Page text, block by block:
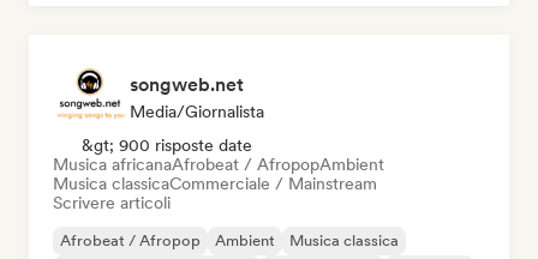
songweb.net
Media/Giornalista
&gt; 900 risposte date
Musica africanaAfrobeat / AfropopAmbient
Musica classicaCommerciale / Mainstream
Scrivere articoli
Afrobeat / Afropop Ambient
Musica classica